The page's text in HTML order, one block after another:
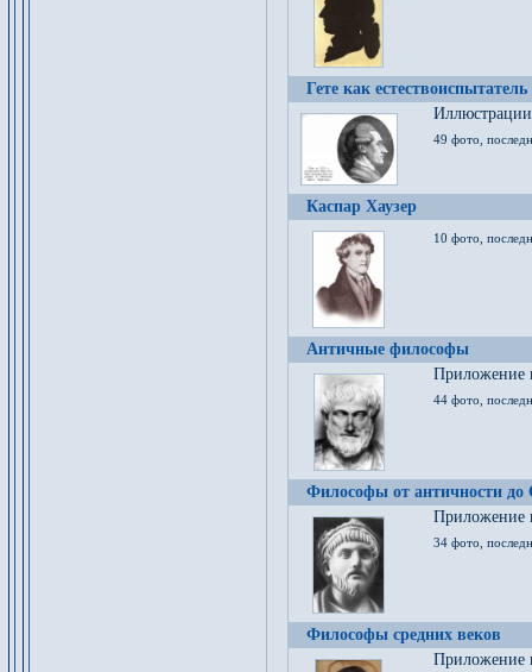
Гете как естествоиспытатель
49 фото,
Каспар Хаузер
10 фото,
Античные философы
Приложение
44 фото,
Философы от античности до
Приложение
34 фото,
Философы средних веков
Приложение